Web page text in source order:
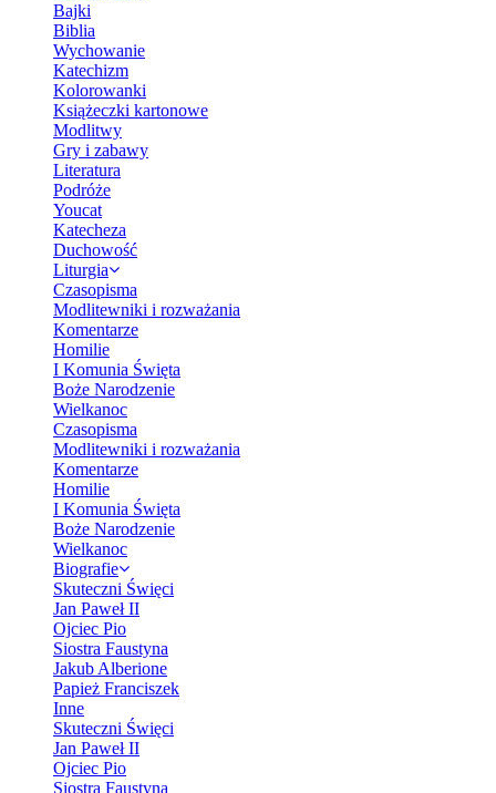
Bajki
Biblia
Wychowanie
Katechizm
Kolorowanki
Książeczki kartonowe
Modlitwy
Gry i zabawy
Literatura
Podróże
Youcat
Katecheza
Duchowość
Liturgia
Czasopisma
Modlitewniki i rozważania
Komentarze
Homilie
I Komunia Święta
Boże Narodzenie
Wielkanoc
Czasopisma
Modlitewniki i rozważania
Komentarze
Homilie
I Komunia Święta
Boże Narodzenie
Wielkanoc
Biografie
Skuteczni Święci
Jan Paweł II
Ojciec Pio
Siostra Faustyna
Jakub Alberione
Papież Franciszek
Inne
Skuteczni Święci
Jan Paweł II
Ojciec Pio
Siostra Faustyna